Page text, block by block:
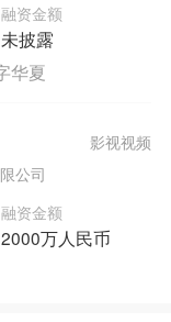
融资金额
未披露
华夏
公司
融资金额
2000万人民币
影视视频